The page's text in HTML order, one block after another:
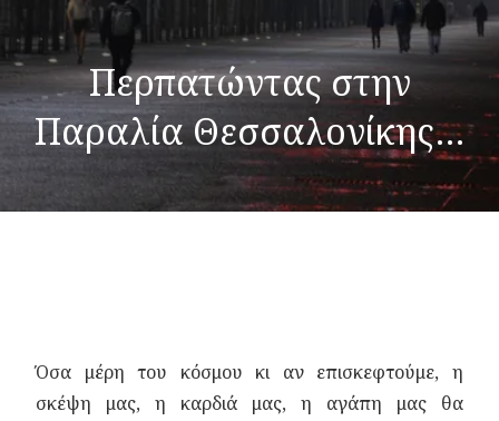
Περπατώντας στην
Παραλία Θεσσαλονίκης…
Όσα μέρη του κόσμου κι αν επισκεφτούμε, η
σκέψη μας, η καρδιά μας, η αγάπη μας θα